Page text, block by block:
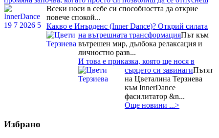
Всеки носи в себе си способността да открие
повече спокой...
Какво е Инърденс (Inner Dance)? Открий силата
на вътрешната трансформацияПът към
вътрешен мир, дълбока релаксация и
личностно разв...
И това е приказка, която ще нося в
сърцето си завинагиПътят
на Цветалина Терзиева
към InnerDance
фасилитатор &n...
Още новини ...>
Избрано